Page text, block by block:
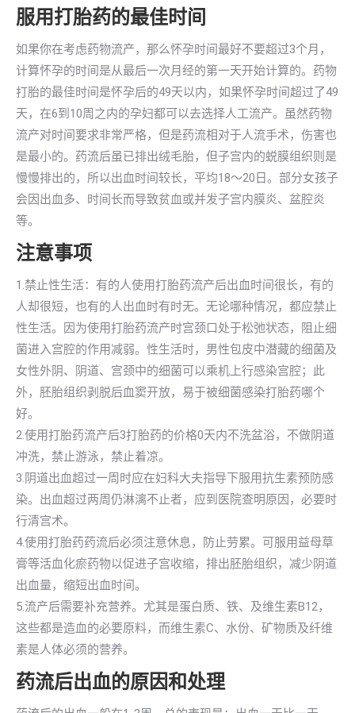
服用打胎药的最佳时间
如果你在考虑药物流产，那么怀孕时间最好不要超过3个月，
计算怀孕的时间是从最后一次月经的第一天开始计算的。药物
打胎的最佳时间是怀孕后的49天以内，如果怀孕时间超过了49
天，在6到10周之内的孕妇都可以去选择人工流产。虽然药物
流产对时间要求非常严格，但是药流相对于人流手术，伤害也
是最小的。药流后虽已排出绒毛胎，但子宫内的蜕膜组织则是
慢慢排出的，所以出血时间较长，平均18～20日。部分女孩子
会因出血多、时间长而导致贫血或并发子宫内膜炎、盆腔炎
等。
注意事项
1.禁止性生活：有的人使用打胎药流产后出血时间很长，有的
人却很短，也有的人出血时有时无。无论哪种情况，都应禁止
性生活。因为使用打胎药流产时宫颈口处于松弛状态，阻止细
菌进入宫腔的作用减弱。性生活时，男性包皮中潜藏的细菌及
女性外阴、阴道、宫颈中的细菌可以乘机上行感染宫腔；此
外，胚胎组织剥脱后血窦开放，易于被细菌感染打胎药哪个
好。
2.使用打胎药流产后3打胎药的价格0天内不洗盆浴，不做阴道
冲洗，禁止游泳，禁止着凉。
3.阴道出血超过一周时应在妇科大夫指导下服用抗生素预防感
染。出血超过两周仍淋漓不止者，应到医院查明原因，必要时
行清宫术。
4.使用打胎药药流后必须注意休息，防止劳累。可服用益母草
膏等活血化瘀药物以促进子宫收缩，排出胚胎组织，减少阴道
出血量，缩短出血时间。
5.流产后需要补充营养。尤其是蛋白质、铁、及维生素B12，
这些都是造血的必要原料，而维生素C、水份、矿物质及纤维
素是人体必须的营养。
药流后出血的原因和处理